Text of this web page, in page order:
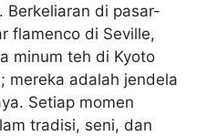
di pasar-
flamenco di Seville,
minum teh di Kyoto
mereka adalah jendela
Setiap momen
tradisi, seni, dan